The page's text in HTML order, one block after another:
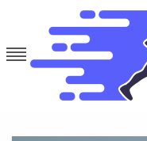
content